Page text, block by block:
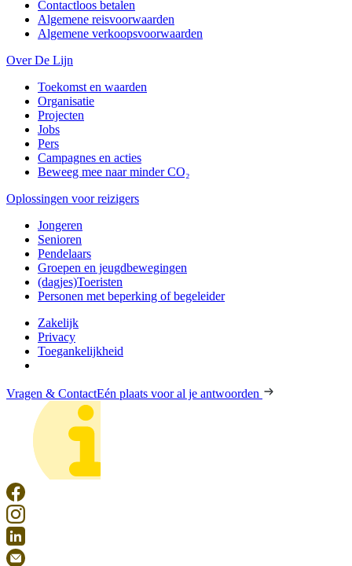
Contactloos betalen
Algemene reisvoorwaarden
Algemene verkoopsvoorwaarden
Over De Lijn
Toekomst en waarden
Organisatie
Projecten
Jobs
Pers
Campagnes en acties
Beweeg mee naar minder CO₂
Oplossingen voor reizigers
Jongeren
Senioren
Pendelaars
Groepen en jeugdbewegingen
(dagjes)Toeristen
Personen met beperking of begeleider
Zakelijk
Privacy
Toegankelijkheid
Vragen & ContactEén plaats voor al je antwoorden